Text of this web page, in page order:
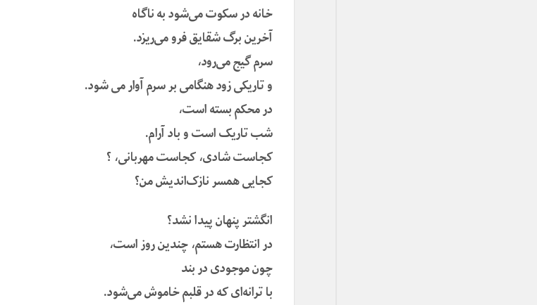
خانه در سکوت می‌شود به ناگاه
آخرین برگ شقایق فرو می‌ریزد.
سرم گیج می‌رود،
و تاریکی زود هنگامی بر سرم آوار می شود.
در محکم بسته است،
شب تاریک است و باد آرام.
کجاست شادی، کجاست مهربانی، ؟
کجایی همسر نازک‌اندیش من؟
انگشتر پنهان پیدا نشد؟
در انتظارت هستم، چندین روز است،
چون موجودی در بند
با ترانه‌ای که در قلبم خاموش می‌شود.